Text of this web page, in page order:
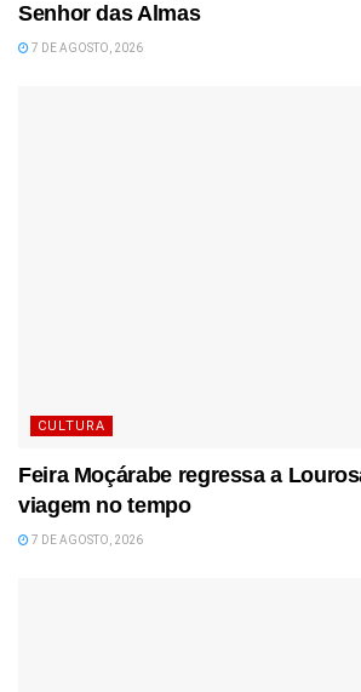
Senhor das Almas
7 DE AGOSTO, 2026
CULTURA
Feira Moçárabe regressa a
viagem no tempo
7 DE AGOSTO, 2026